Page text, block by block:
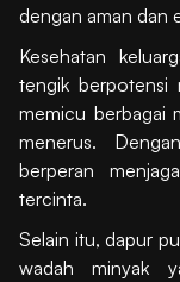
dengan aman dan
Kesehatan
tengik berpotensi
memicu berbagai
menerus.
berperan
tercinta.
Selain itu, dapur
wadah minyak